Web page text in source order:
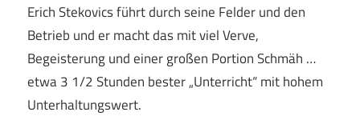
Erich Stekovics führt durch seine Felder und den
Betrieb und er macht das mit viel Verve,
Begeisterung und einer großen Portion Schmäh …
etwa 3 1/2 Stunden bester „Unterricht“ mit hohem
Unterhaltungswert.